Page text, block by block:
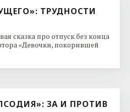
ТРУДНОСТИ
сказка про отпуск без конца
«Девочки, покорившей
ЗА И ПРОТИВ